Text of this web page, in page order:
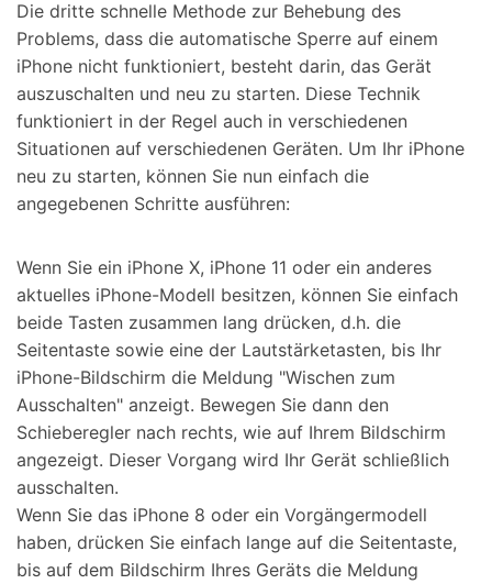
Die dritte schnelle Methode zur Behebung des
Problems, dass die automatische Sperre auf einem
iPhone nicht funktioniert, besteht darin, das Gerät
auszuschalten und neu zu starten. Diese Technik
funktioniert in der Regel auch in verschiedenen
Situationen auf verschiedenen Geräten. Um Ihr iPhone
neu zu starten, können Sie nun einfach die
angegebenen Schritte ausführen:
Wenn Sie ein iPhone X, iPhone 11 oder ein anderes
aktuelles iPhone-Modell besitzen, können Sie einfach
beide Tasten zusammen lang drücken, d.h. die
Seitentaste sowie eine der Lautstärketasten, bis Ihr
iPhone-Bildschirm die Meldung "Wischen zum
Ausschalten" anzeigt. Bewegen Sie dann den
Schieberegler nach rechts, wie auf Ihrem Bildschirm
angezeigt. Dieser Vorgang wird Ihr Gerät schließlich
ausschalten.
Wenn Sie das iPhone 8 oder ein Vorgängermodell
haben, drücken Sie einfach lange auf die Seitentaste,
bis auf dem Bildschirm Ihres Geräts die Meldung